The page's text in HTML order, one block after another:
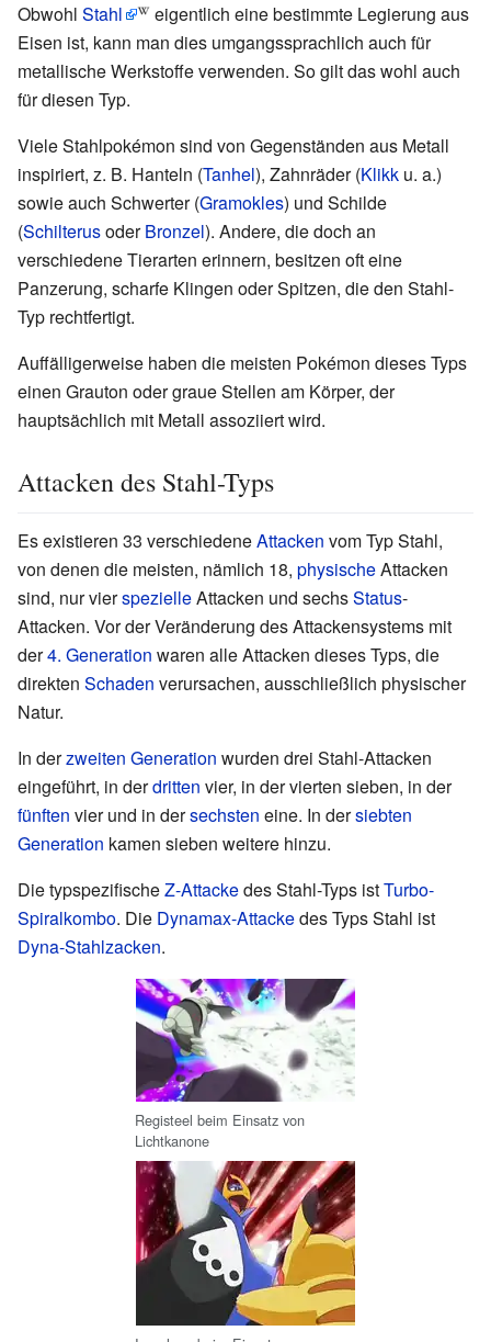
Obwohl Stahl
eigentlich eine bestimmte Legierung aus
Eisen ist, kann man dies umgangssprachlich auch für
metallische Werkstoffe verwenden. So gilt das wohl auch
für diesen Typ.
Viele Stahlpokémon sind von Gegenständen aus Metall
inspiriert, z. B. Hanteln (Tanhel), Zahnräder (Klikk u. a.)
sowie auch Schwerter (Gramokles) und Schilde
(SchilterusoderBronzel). Andere, die doch an
verschiedene Tierarten erinnern, besitzen oft eine
Panzerung, scharfe Klingen oder Spitzen, die den Stahl-
Typ rechtfertigt.
Auffälligerweise haben die meisten Pokémon dieses Typs
einen Grauton oder graue Stellen am Körper, der
hauptsächlich mit Metall assoziiert wird.
Attacken des Stahl-Typs
Es existieren 33 verschiedeneAttacken vom Typ Stahl,
von denen die meisten, nämlich 18, physischeAttacken
sind, nur vierspezielleAttacken und sechsStatus-
Attacken. Vor der Veränderung des Attackensystems mit
der4. Generation waren alle Attacken dieses Typs, die
direkten Schaden verursachen, ausschließlich physischer
Natur.
In derzweiten Generation wurden drei Stahl-Attacken
eingeführt, in derdritten vier, in der vierten sieben, in der
fünften vier und in dersechsten eine. In dersiebten
Generation kamen sieben weitere hinzu.
Die typspezifischeZ-Attackedes Stahl-Typs istTurbo-
Spiralkombo. Die Dynamax-Attackedes Typs Stahl ist
Dyna-Stahlzacken.
Registeel beim Einsatz von
Lichtkanone